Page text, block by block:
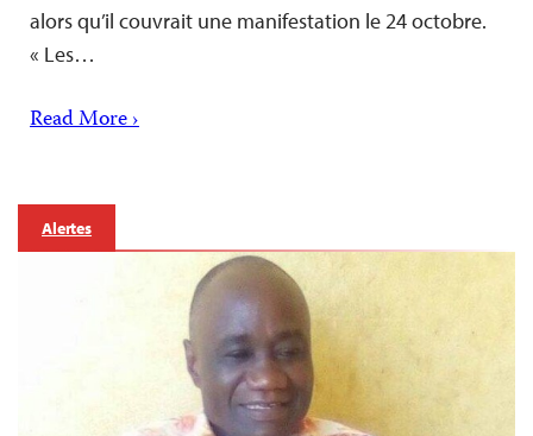
alors qu’il couvrait une manifestation le 24 octobre.
« Les…
Read More ›
Alertes